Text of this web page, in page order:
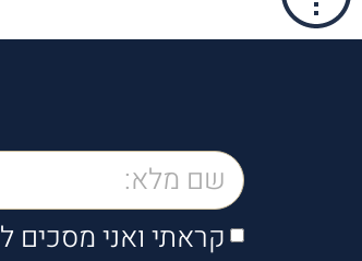
קראתי ואני מסכים ל